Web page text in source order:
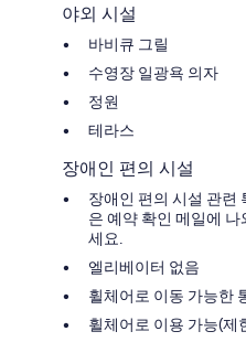
야외 시설
바비큐 그릴
수영장 일광욕 의자
정원
테라스
장애인 편의 시설
장애인 편의 시설 관련
은 예약 확인 메일에
세요.
엘리베이터 없음
휠체어로 이동 가능한
휠체어로 이용 가능(제